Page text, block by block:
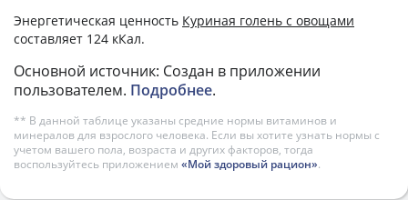
Энергетическая ценность Куриная голень с овощами
составляет 124 кКал.
Основной источник: Создан в приложении
пользователем. Подробнее.
** В данной таблице указаны средние нормы витаминов и
минералов для взрослого человека. Если вы хотите узнать нормы с
учетом вашего пола, возраста и других факторов, тогда
воспользуйтесь приложением «Мой здоровый рацион».